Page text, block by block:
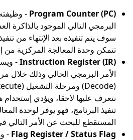
Program Counter (PC)
-
البرمجي التالي الموجود بالذاكرة
سوف يتم تنفيذه بعد الإنتهاء من
تتمكن وحدة المعالجة المركزية
Instruction Register (IR)
-
الأمر البرمجي الحالي وذلك خلال
نتعرف عليها لاحقا، ويؤدي
تنفيذ البرنامج، فهو يوفر لوحدة
المستقطع للبحث عن الأمر التالي
Flag Register / Status Flag
-